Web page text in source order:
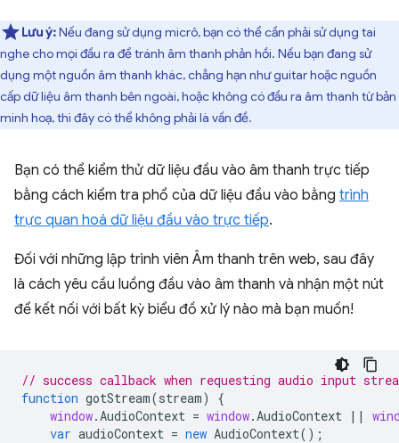
Lưu ý:Nếu đang sử dụng micrô, bạn có thể cần phải sử dụng tai
nghe cho mọi đầu ra để tránh âm thanh phản hồi. Nếu bạn đang sử
dụng một nguồn âm thanh khác, chẳng hạn như guitar hoặc nguồn
cấp dữ liệu âm thanh bên ngoài, hoặc không có đầu ra âm thanh từ bản
minh hoạ, thì đây có thể không phải là vấn đề.
Bạn có thể kiểm thử dữ liệu đầu vào âm thanh trực tiếp
bằng cách kiểm tra phổ của dữ liệu đầu vào bằng trình
trực quan hoá dữ liệu đầu vào trực tiếp.
Đối với những lập trình viên Âm thanh trên web, sau đây
là cách yêu cầu luồng đầu vào âm thanh và nhận một nút
để kết nối với bất kỳ biểu đồ xử lý nào mà bạn muốn!
// success callback when requesting audio input
function gotStream(stream)
{
window.AudioContext = window.AudioContext ||
var audioContext = new AudioContext();